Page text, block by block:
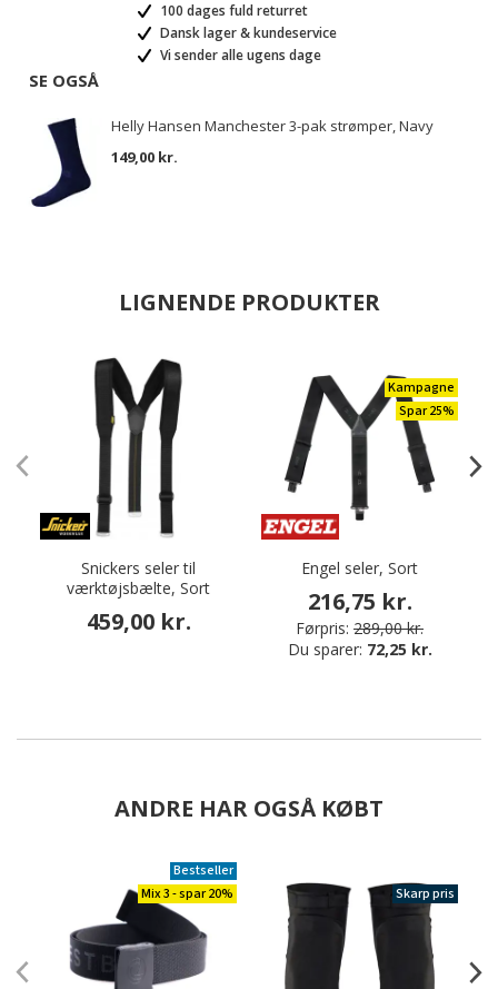
100 dages fuld returret
Dansk lager & kundeservice
Vi sender alle ugens dage
SE OGSÅ
Helly Hansen Manchester 3-pak strømper, Navy
149,00 kr.
LIGNENDE PRODUKTER
Snickers seler til
værktøjsbælte, Sort
459,00 kr.
Kampagne
Spar 25%
Engel seler, Sort
216,75 kr.
Førpris: 289,00 kr.
Du sparer: 72,25 kr.
ANDRE HAR OGSÅ KØBT
Bestseller
Mix 3 - spar 20%
Skarp pris